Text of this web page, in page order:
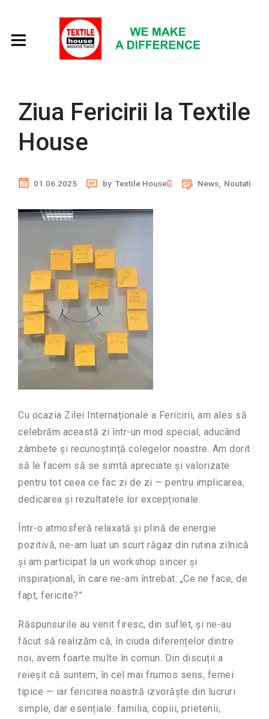
Ziua Fericirii la Textile
House
01.06.2025 by Textile House News Noutati
Cu ocazia Zilei Internaționale a Fericirii, am ales să
celebrăm această zi într-un mod special, aducând
zâmbete și recunoștință colegelor noastre. Am dorit
să le facem să se simtă apreciate și valorizate
pentru tot ceea ce fac zi de zi — pentru implicarea,
dedicarea și rezultatele lor excepționale.
Într-o atmosferă relaxată și plină de energie
pozitivă, ne-am luat un scurt răgaz din rutina zilnică
și am participat la un workshop sincer și
inspirațional, în care ne-am întrebat: „Ce ne face, de
fapt, fericite?”
Răspunsurile au venit firesc, din suflet, și ne-au
făcut să realizăm că, în ciuda diferențelor dintre
noi, avem foarte multe în comun. Din discuții a
reieșit că suntem, în cel mai frumos sens, femei
tipice — iar fericirea noastră izvorăște din lucruri
simple, dar esențiale: familia, copiii, prietenii,